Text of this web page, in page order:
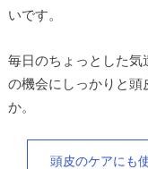
いです。
毎日のちょっとした気
の機会にしっかりと頭
か。
頭皮のケアにも